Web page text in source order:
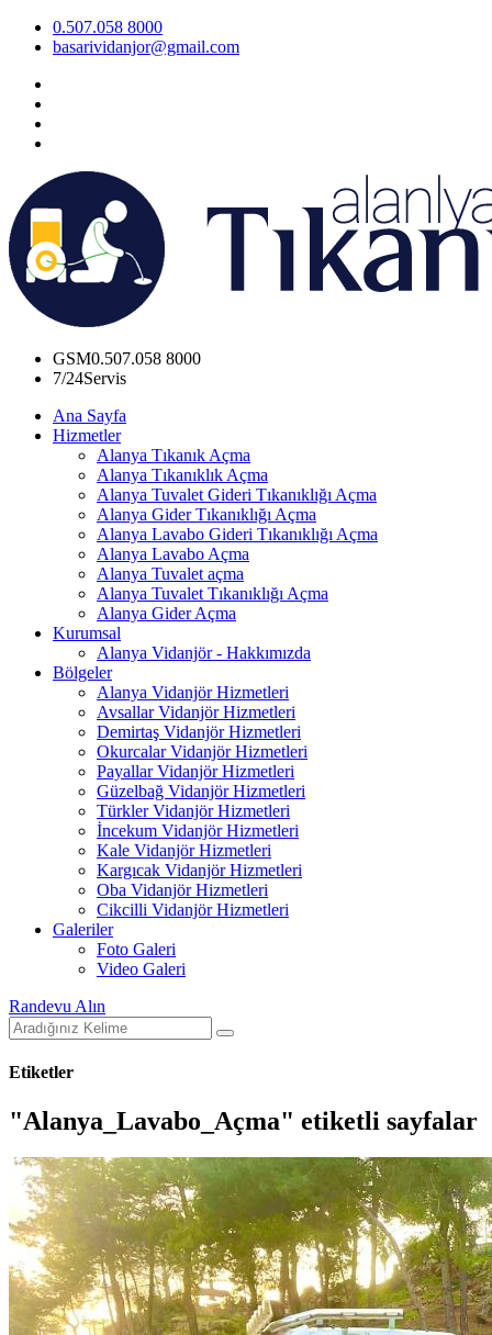
0.507.058 8000
basarividanjor@gmail.com
GSM0.507.058 8000
7/24Servis
Ana Sayfa
Hizmetler
Alanya Tıkanık Açma
Alanya Tıkanıklık Açma
Alanya Tuvalet Gideri Tıkanıklığı Açma
Alanya Gider Tıkanıklığı Açma
Alanya Lavabo Gideri Tıkanıklığı Açma
Alanya Lavabo Açma
Alanya Tuvalet açma
Alanya Tuvalet Tıkanıklığı Açma
Alanya Gider Açma
Kurumsal
Alanya Vidanjör - Hakkımızda
Bölgeler
Alanya Vidanjör Hizmetleri
Avsallar Vidanjör Hizmetleri
Demirtaş Vidanjör Hizmetleri
Okurcalar Vidanjör Hizmetleri
Payallar Vidanjör Hizmetleri
Güzelbağ Vidanjör Hizmetleri
Türkler Vidanjör Hizmetleri
İncekum Vidanjör Hizmetleri
Kale Vidanjör Hizmetleri
Kargıcak Vidanjör Hizmetleri
Oba Vidanjör Hizmetleri
Cikcilli Vidanjör Hizmetleri
Galeriler
Foto Galeri
Video Galeri
Randevu Alın
Etiketler
"Alanya_Lavabo_Açma" etiketli sayfalar